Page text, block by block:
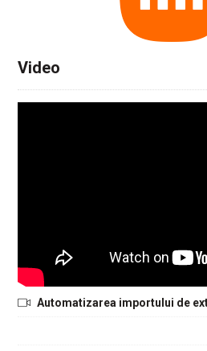
Video
Automatizarea importului de